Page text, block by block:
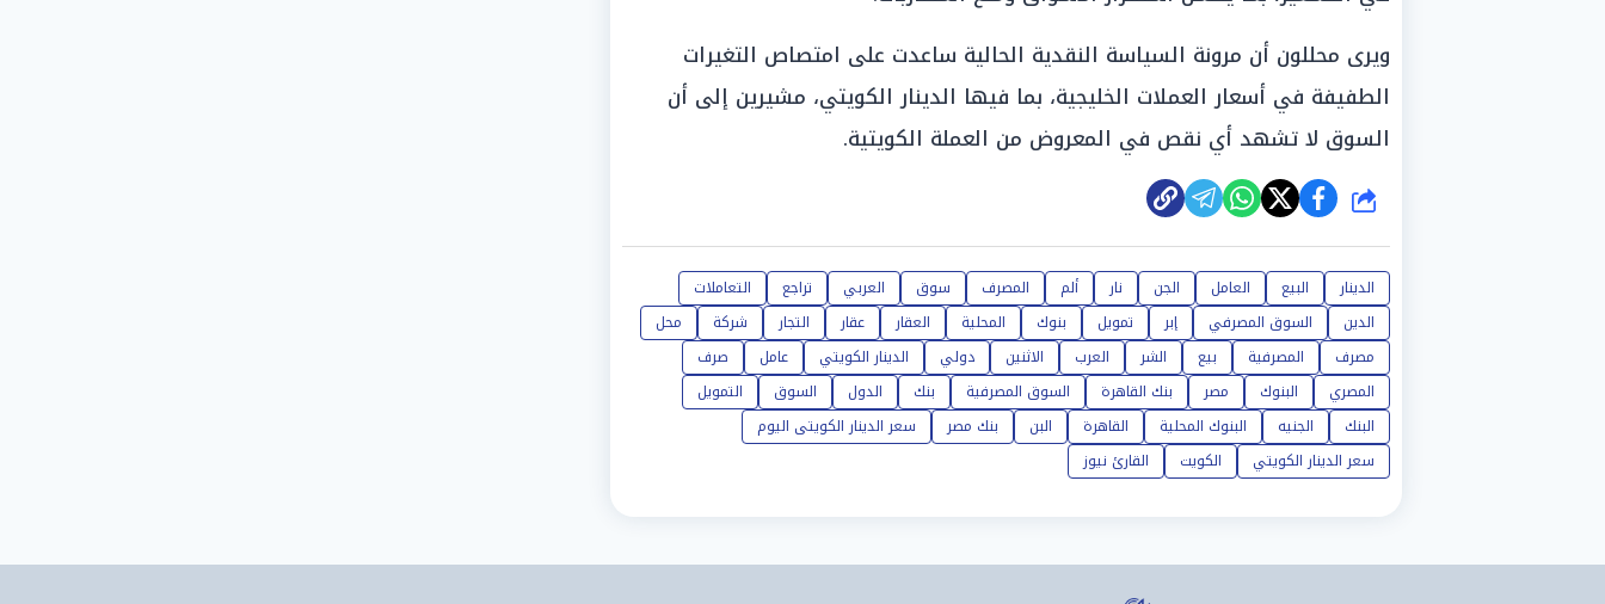
ويرى محللون أن مرونة السياسة النقدية الحالية ساعدت على امتصاص التغيرات
الطفيفة في أسعار العملات الخليجية، بما فيها الدينار الكويتي، مشيرين إلى أن
السوق لا تشهد أي نقص في المعروض من العملة الكويتية.
شارك
الدينار البيع العامل الجن نار ألم المصرف سوق العربي تراجع
التعاملات
الدين
السوق المصرفي إبر تمويل بنوك المحلية العقار عقار التجار شركة
محل
مصرف
المصرفية بيع الشر العرب الاثنين دولي الدينار الكويتي عامل
صرف
المصري
البنوك مصر بنك القاهرة السوق المصرفية بنك الدول السوق
التمويل
البنك
الجنيه البنوك المحلية القاهرة البن بنك مصر
سعر الدينار الكويتى اليوم
سعر الدينار الكويتي
الكويت القارئ نيوز